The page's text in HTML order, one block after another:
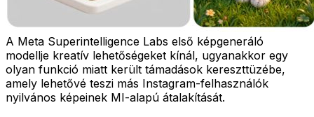
A Meta Superintelligence Labs első képgeneráló
modellje kreatív lehetőségeket kínál, ugyanakkor egy
olyan funkció miatt került támadások kereszttüzébe,
amely lehetővé teszi más Instagram-felhasználók
nyilvános képeinek MI-alapú átalakítását.